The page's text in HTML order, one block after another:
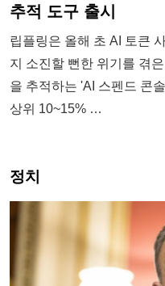
추적 도구 출시
립플링은 올해 초 AI 토큰
지 소진할 뻔한 위기를 겪
을 추적하는 'AI 스펜드 콘
상위 10~15% …
정치